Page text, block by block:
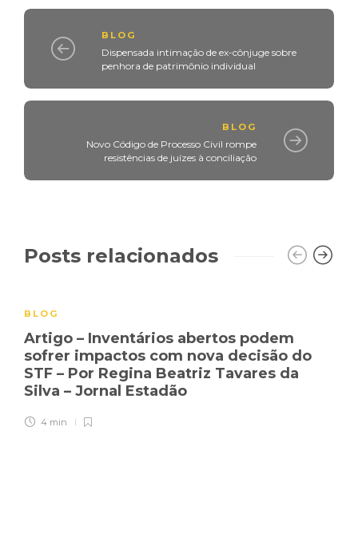
BLOG
Dispensada intimação de ex-cônjuge sobre
penhora de patrimônio individual
BLOG
Novo Código de Processo Civil rompe
resistências de juízes à conciliação
Posts relacionados
BLOG
Artigo – Inventários abertos podem
sofrer impactos com nova decisão do
STF – Por Regina Beatriz Tavares da
Silva – Jornal Estadão
4 min